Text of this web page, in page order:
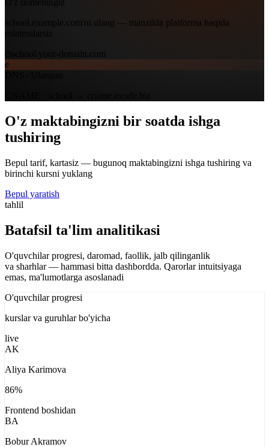
O'z domeningiz
school.example.com'ni ulang — manzilda platforma haqida
school.your-domain.com
e
O'z maktabingizni bir soatda ishga
tushiring
Bepul tarif, kartasiz — bugunoq maktabingizni ishga tushiring va
birinchi kursni yuklang
Bepul yaratish
tahlil
Batafsil ta'lim analitikasi
O'quvchilar progresi, daromad, faollik, jalb qilinganlik
va sharhlar — hammasi bitta dashbordda. Qarorlar intuitsiyaga
emas, ma'lumotlarga asoslanadi
O'quvchilar progresi
kurslar va guruhlar bo'yicha
live
AK
Aliya Karimova
86%
Frontend boshidan
BA
Bobur Akramov